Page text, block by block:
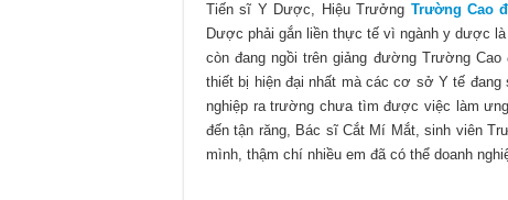
Tiến sĩ Y Dược, Hiệu Trưởng Trường Cao
Dược phải gắn liền thực tế vì ngành y dược
còn đang ngồi trên giảng đường Trường
thiết bị hiện đại nhất mà các cơ sở Y tế
nghiệp ra trường chưa tìm được việc làm
đến tận răng, Bác sĩ Cắt Mí Mắt, sinh viên
mình, thậm chí nhiều em đã có thể doanh